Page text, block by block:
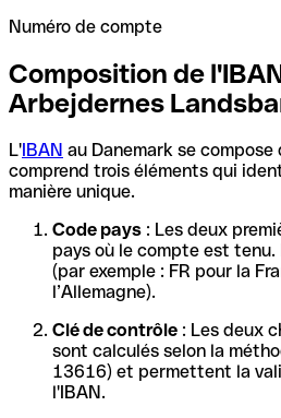
Numéro de compte
Composition de
Arbejdernes
L'IBAN au Danemark se
comprend trois éléments qui
manière unique.
Code pays : Les deux
pays où le compte est tenu.
(par exemple : FR pour la
l’Allemagne).
Clé de contrôle : Les deux
sont calculés selon la
13616) et permettent la
l'IBAN.